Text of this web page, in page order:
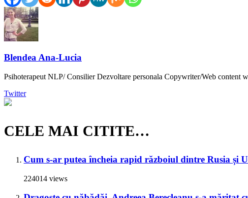
Blendea Ana-Lucia
Psihoterapeut NLP/ Consilier Dezvoltare personala Copywriter/Web content
Twitter
CELE MAI CITITE…
Cum s-ar putea încheia rapid războiul dintre Rusia și
224014 views